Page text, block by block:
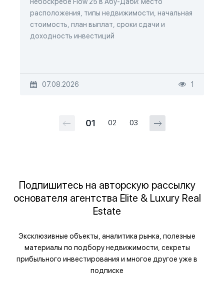
расположения, типы недвижимости, начальная
стоимость, план выплат, сроки сдачи и
доходность инвестиций
07.08.2026 1
01 02 03
Подпишитесь на авторскую рассылку
основателя агентства Elite & Luxury Real
Estate
Эксклюзивные объекты, аналитика рынка, полезные
материалы по подбору недвижимости, секреты
прибыльного инвестирования и многое другое уже в
подписке